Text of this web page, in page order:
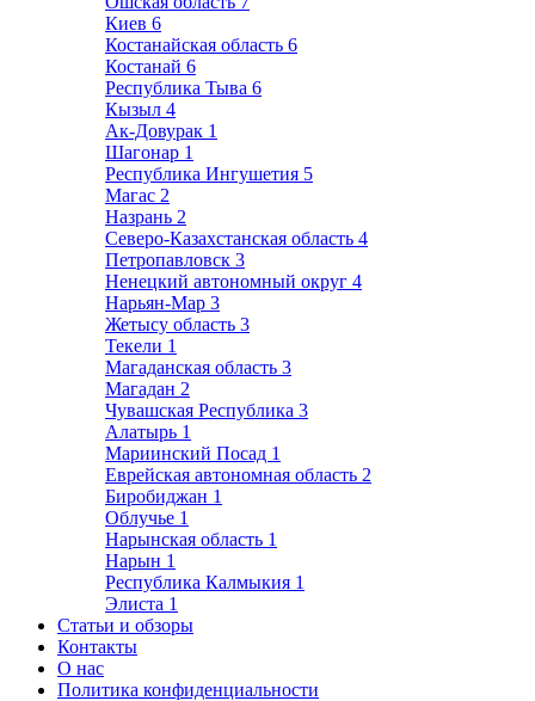
Киев 6
Костанайская область 6
Костанай 6
Республика Тыва 6
Кызыл 4
Ак-Довурак 1
Шагонар 1
Республика Ингушетия 5
Магас 2
Назрань 2
Северо-Казахстанская область 4
Петропавловск 3
Ненецкий автономный округ 4
Нарьян-Мар 3
Жетысу область 3
Текели 1
Магаданская область 3
Магадан 2
Чувашская Республика 3
Алатырь 1
Мариинский Посад 1
Еврейская автономная область 2
Биробиджан 1
Облучье 1
Нарынская область 1
Нарын 1
Республика Калмыкия 1
Элиста 1
Статьи и обзоры
Контакты
О нас
Политика конфиденциальности